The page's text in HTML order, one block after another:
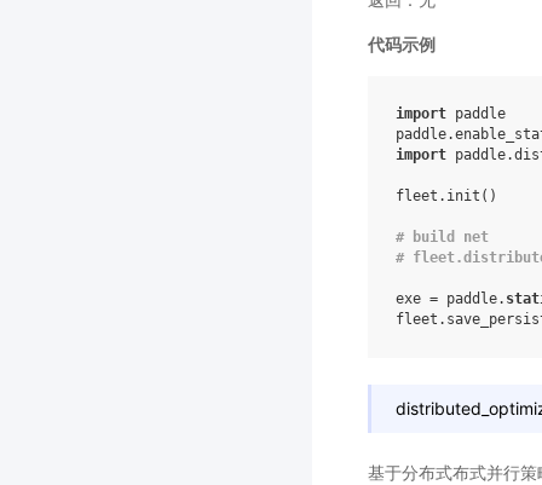
代码示例
import paddle
import
fleet.init()
# build net
#
exe = paddle.
基于分布式布式并行